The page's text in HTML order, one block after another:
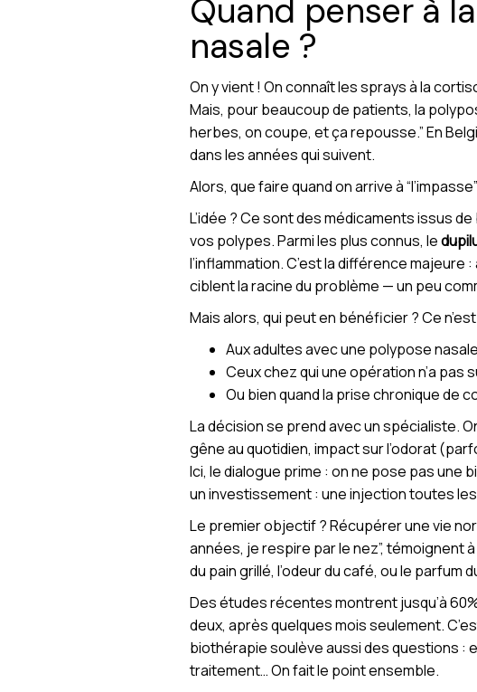
Quand penser à
nasale ?
On y vient ! On connaît les sprays à la
Mais, pour beaucoup de patients, la
herbes, on coupe, et ça repousse.” En
dans les années qui suivent.
Alors, que faire quand on arrive à
L’idée ? Ce sont des médicaments issus
vos polypes. Parmi les plus connus, le
l’inflammation. C’est la différence
ciblent la racine du problème — un peu
Mais alors, qui peut en bénéficier ? Ce
Aux adultes avec une polypose
Ceux chez qui une opération n’a pas
Ou bien quand la prise chronique
La décision se prend avec un spécialiste.
gêne au quotidien, impact sur l’odorat
Ici, le dialogue prime : on ne pose pas une
un investissement : une injection toutes
Le premier objectif ? Récupérer une vie
années, je respire par le nez”,
du pain grillé, l’odeur du café, ou le parfum
Des études récentes montrent jusqu’à
deux, après quelques mois seulement.
biothérapie soulève aussi des questions :
traitement… On fait le point ensemble.